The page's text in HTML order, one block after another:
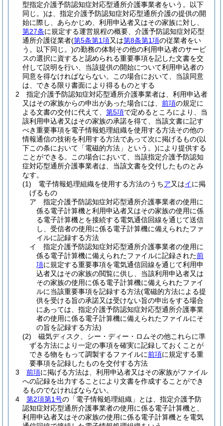
型指定介護予防認知症対応型通所介護事業者をいう。以下
同じ。)は、指定介護予防認知症対応型通所介護の提供の開
始に際し、あらかじめ、利用申込者又はその家族に対し、
第27条に規定する運営規程の概要、介護予防認知症対応型
通所介護従業者(第5条第1項又は第8条第1項の従業者をい
う。以下同じ。)の勤務の体制その他の利用申込者のサービ
スの選択に資すると認められる重要事項を記した文書を交
付して説明を行い、当該提供の開始について利用申込者の
同意を得なければならない。
この場合において、当該同意
は、できる限り書面により得るものとする
2
指定介護予防認知症対応型通所介護事業者は、利用申込者
又はその家族からの申出があった場合には、 前項の規定に
よる文書の交付に代えて、 第5項で定めるところにより、当
該利用申込者又はその家族の承諾を得て、当該文書に記す
べき重要事項を電子情報処理組織を使用する方法その他の
情報通信の技術を利用する方法であって次に掲げるもの(以
下この条において「電磁的方法」という。)により提供する
ことができる。
この場合において、当該指定介護予防認知
症対応型通所介護事業者は、当該文書を交付したものとみ
なす。
(1)
電子情報処理組織を使用する方法のうちア又はイに掲
げるもの
ア
指定介護予防認知症対応型通所介護事業者の使用に
係る電子計算機と利用申込者又はその家族の使用に係
る電子計算機とを接続する電気通信回線を通じて送信
し、受信者の使用に係る電子計算機に備えられたファ
イルに記録する方法
イ
指定介護予防認知症対応型通所介護事業者の使用に
係る電子計算機に備えられたファイルに記録された前
項に規定する重要事項を電気通信回線を通じて利用申
込者又はその家族の閲覧に供し、当該利用申込者又は
その家族の使用に係る電子計算機に備えられたファイ
ルに当該重要事項を記録する方法(電磁的方法による提
供を受ける旨の承諾又は受けない旨の申出をする場合
にあっては、指定介護予防認知症対応型通所介護事業
者の使用に係る電子計算機に備えられたファイルにそ
の旨を記録する方法)
(2)
磁気ディスク、シー・ディー・ロムその他これらに準
ずる方法により一定の事項を確実に記録しておくことが
できる物をもって調製するファイルに前項に規定する重
要事項を記録したものを交付する方法
3
前項に掲げる方法は、利用申込者又はその家族がファイル
への記録を出力することにより文書を作成することができ
るものでなければならない。
4
第2項第1号の「電子情報処理組織」とは、指定介護予防
認知症対応型通所介護事業者の使用に係る電子計算機と、
利用申込者又はその家族の使用に係る電子計算機とを電気